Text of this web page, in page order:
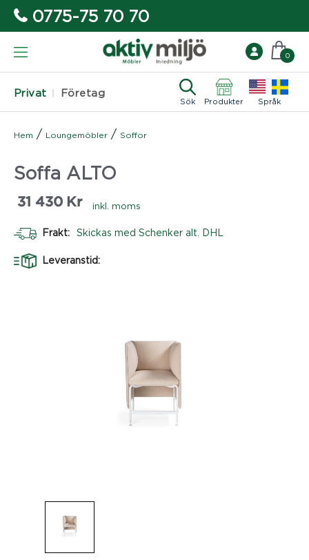
0775-75 70 70
Privat Företag
Sök Produkter Språk
0
Hem / Loungemöbler / Soffor
Soffa ALTO
31 430 Kr inkl. moms
Frakt: Skickas med Schenker alt. DHL
Leveranstid: